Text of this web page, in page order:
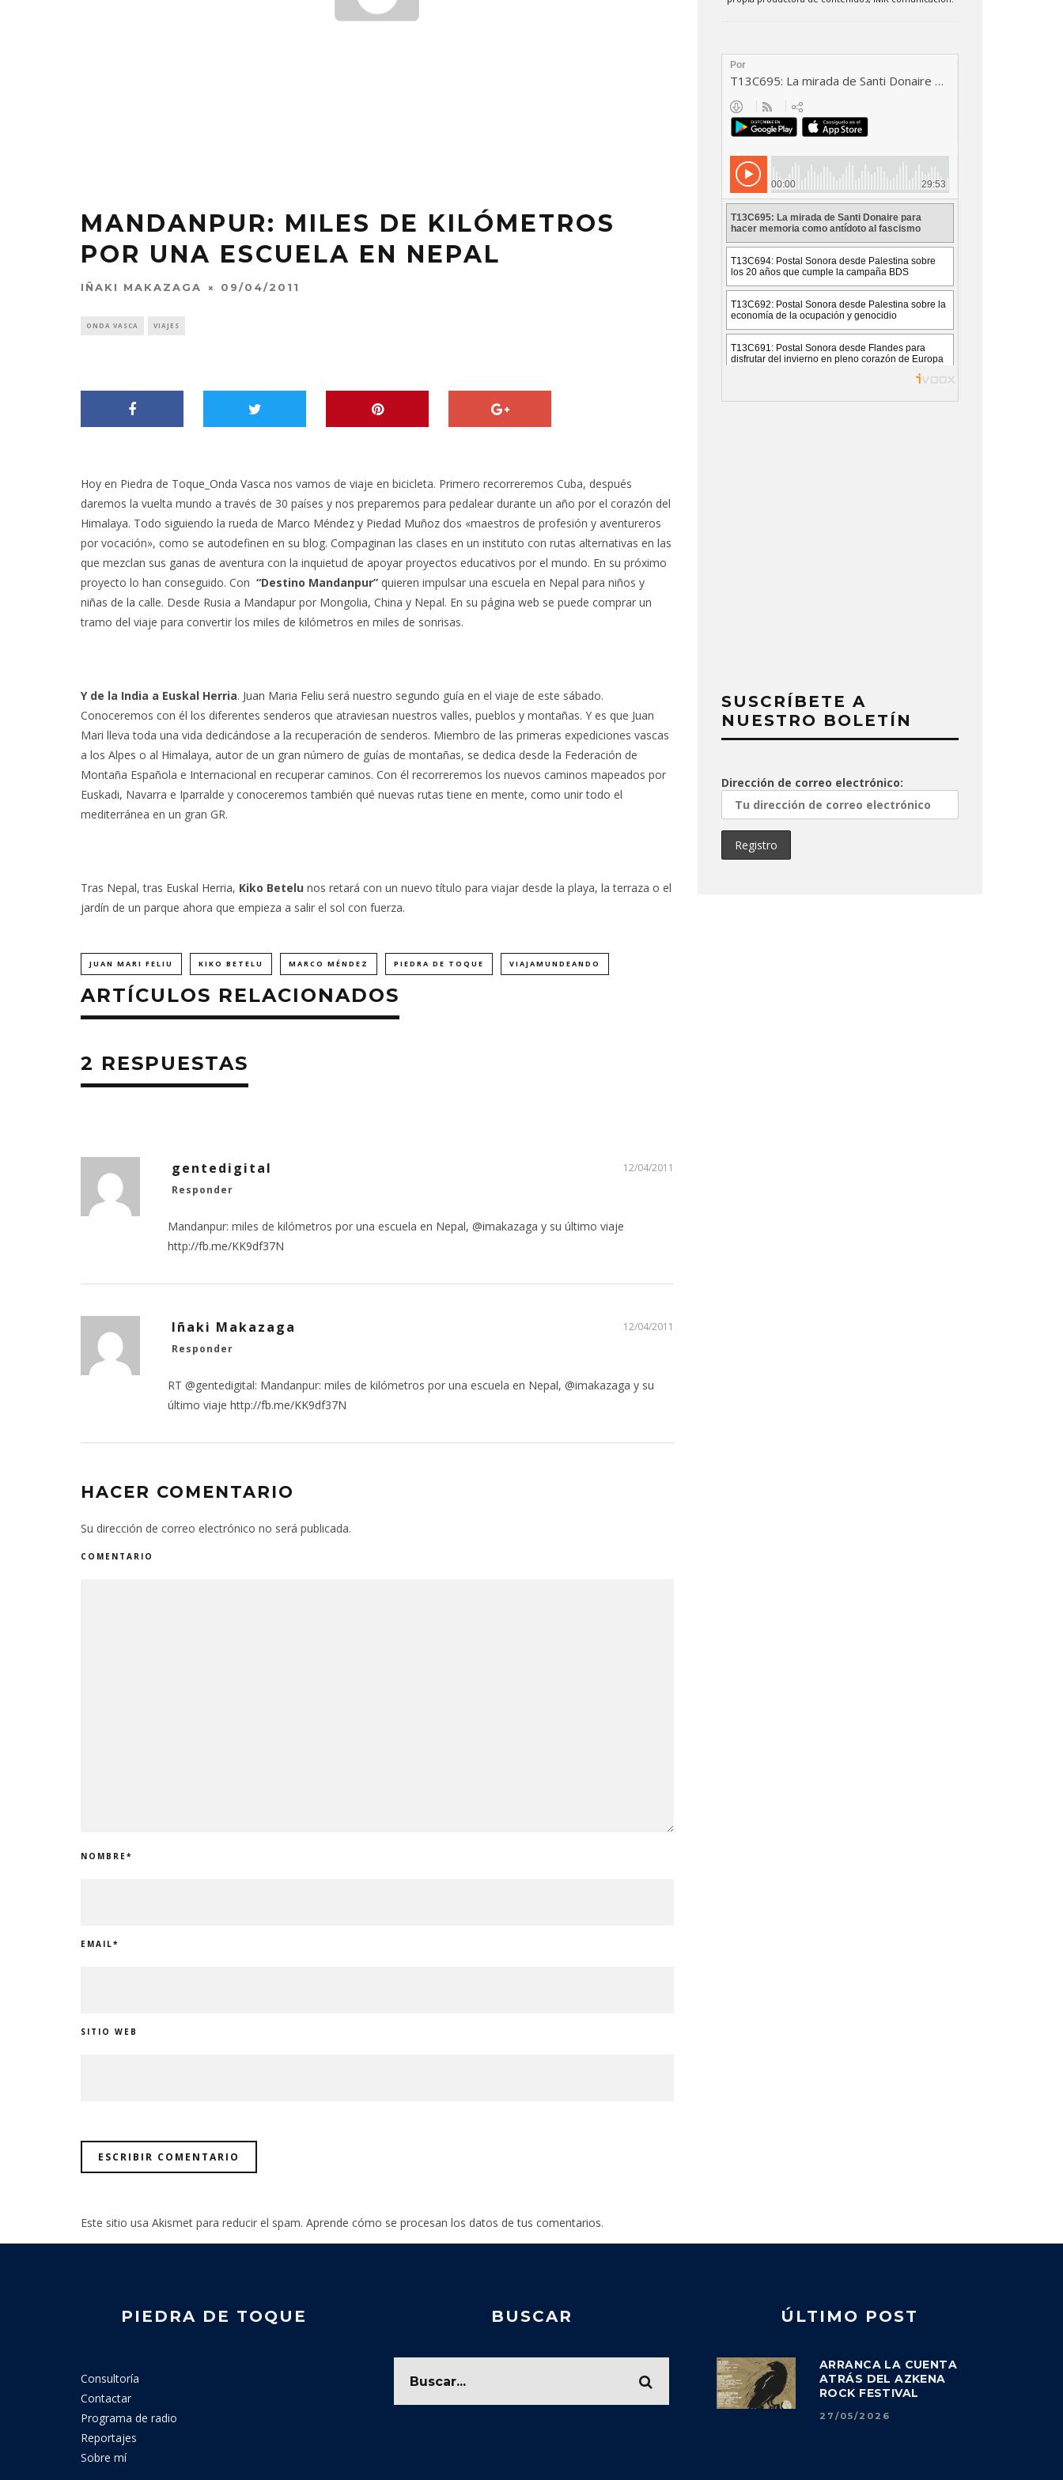
MANDANPUR: MILES DE KILÓMETROS
POR UNA ESCUELA EN NEPAL
IÑAKI MAKAZAGA 09/04/2011
ONDA VASCA VIAJES
Hoy en Piedra de Toque_ Onda Vasca nos vamos de viaje en bicicleta. Primero recorreremos Cuba, después
daremos la vuelta mundo a través de 30 países y nos preparemos para pedalear durante un año por el corazón del
Himalaya. Todo siguiendo la rueda de Marco Méndez y Piedad Muñoz dos «maestros de profesión y aventureros
por vocación», como se autodefinen en su blog. Compaginan las clases en un instituto con rutas alternativas en las
que mezclan sus ganas de aventura con la inquietud de apoyar proyectos educativos por el mundo. En su próximo
proyecto lo han conseguido. Con “Destino Mandanpur” quieren impulsar una escuela en Nepal para niños y
niñas de la calle. Desde Rusia a Mandapur por Mongolia, China y Nepal. En su página web se puede comprar un
tramo del viaje para convertir los miles de kilómetros en miles de sonrisas.
Y de la India a Euskal Herria. Juan Maria Feliu será nuestro segundo guía en el viaje de este sábado.
Conoceremos con él los diferentes senderos que atraviesan nuestros valles, pueblos y montañas. Y es que Juan
Mari lleva toda una vida dedicándose a la recuperación de senderos. Miembro de las primeras expediciones vascas
a los Alpes o al Himalaya, autor de un gran número de guías de montañas, se dedica desde la Federación de
Montaña Española e Internacional en recuperar caminos. Con él recorreremos los nuevos caminos mapeados por
Euskadi, Navarra e Iparralde y conoceremos también qué nuevas rutas tiene en mente, como unir todo el
mediterránea en un gran GR.
Tras Nepal, tras Euskal Herria, Kiko Betelu nos retará con un nuevo título para viajar desde la playa, la terraza o el
jardín de un parque ahora que empieza a salir el sol con fuerza.
JUAN MARI FELIU KIKO BETELU MARCO MÉNDEZ PIEDRA DE TOQUE VIAJAMUNDEANDO
ARTÍCULOS RELACIONADOS
2 RESPUESTAS
12/04/2011
gentedigital
Responder
Mandanpur: miles de kilómetros por una escuela en Nepal, @imakazaga y su último viaje
http://fb.me/KK9df37N
12/04/2011
Iñaki Makazaga
Responder
RT @gentedigital: Mandanpur: miles de kilómetros por una escuela en Nepal, @imakazaga y su
último viaje http://fb.me/KK9df37N
HACER COMENTARIO
Su dirección de correo electrónico no será publicada.
COMENTARIO
NOMBRE*
EMAIL*
SITIO WEB
Este sitio usa Akismet para reducir el spam. Aprende cómo se procesan los datos de tus comentarios.
SUSCRÍBETE A
NUESTRO BOLETÍN
Dirección de correo electrónico:
PIEDRA DE TOQUE
Consultoría
Contactar
Programa de radio
Reportajes
Sobre mí
BUSCAR ÚLTIMO POST
ARRANCA LA CUENTA
ATRÁS DEL AZKENA
ROCK FESTIVAL
27/05/2026